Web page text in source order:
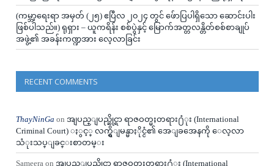
(ကမ္ဘာ့ရေးရာ အမှတ် (၂၅) ဧပြီလ ၂၀၂၄ တွင် ဖ်ောပြပါရှိသော ဆောင်းပါး
ဖြစ်ပါသည်။) ရုရှား – ယူကရိန်း စစ်ပွဲနှင့် မြောက်အတ္တလန္တိတ်စစ်စာချုပ်
အဖွဲ့၏ အခန်းကဏ္ဍအား လေ့လာခြင်း
RECENT COMMENTS
ThayNinGa on အျပည္ျပည္ဆိုင္ရာ ရာဇဝတ္မႈတရား႐ံုး (International
Criminal Court) ႏွင့္ လက္ရွိျမန္မာႏိုင္ငံ၏ အေျခအေနကို ေလ့လာ
သံုးသပ္ျခင္းစာတမ္း
Sameera on အျပည္ျပည္ဆိုင္ရာ ရာဇဝတ္မႈတရား႐ံုး (International